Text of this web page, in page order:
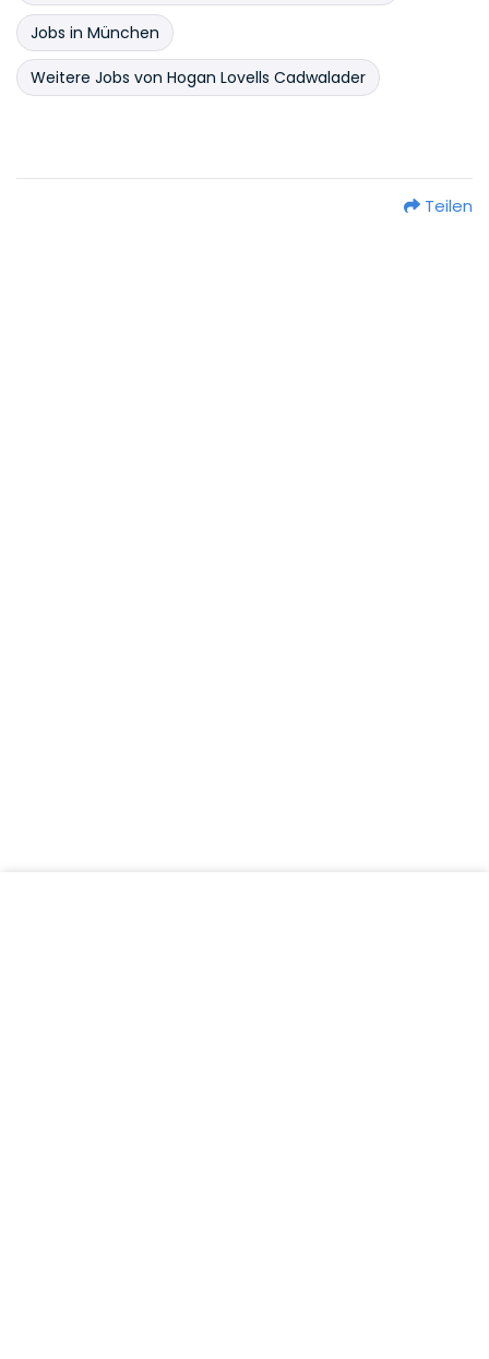
Jobs in München
Weitere Jobs von Hogan Lovells Cadwalader
Teilen